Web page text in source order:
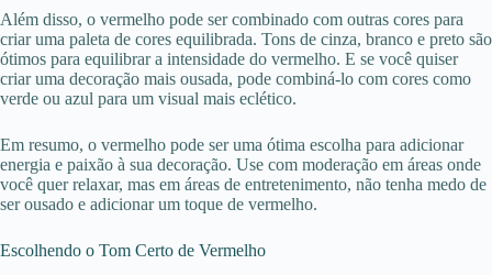
Além disso, o vermelho pode ser combinado com outras cores para
criar uma paleta de cores equilibrada. Tons de cinza, branco e preto são
ótimos para equilibrar a intensidade do vermelho. E se você quiser
criar uma decoração mais ousada, pode combiná-lo com cores como
verde ou azul para um visual mais eclético.
Em resumo, o vermelho pode ser uma ótima escolha para adicionar
energia e paixão à sua decoração. Use com moderação em áreas onde
você quer relaxar, mas em áreas de entretenimento, não tenha medo de
ser ousado e adicionar um toque de vermelho.
Escolhendo o Tom Certo de Vermelho